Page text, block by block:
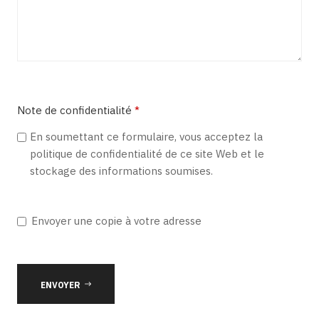
Note de confidentialité *
Note de confidentialité
En soumettant ce formulaire, vous acceptez la
politique de confidentialité de ce site Web et le
stockage des informations soumises.
Envoyer une copie à votre adresse
ENVOYER